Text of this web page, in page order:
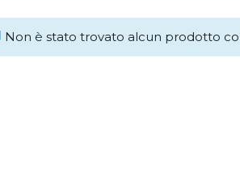
Non è stato trovato alcun prodotto